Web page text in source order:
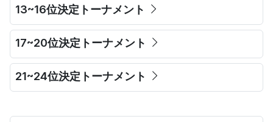
13~16位決定トーナメント
17~20位決定トーナメント
21~24位決定トーナメント